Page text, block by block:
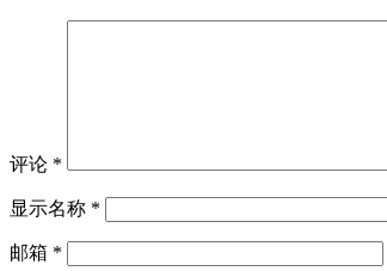
评论 *
显示名称 *
邮箱 *